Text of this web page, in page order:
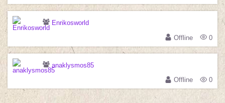
Enrikosworld
Offline
0
anaklysmos85
Offline
0